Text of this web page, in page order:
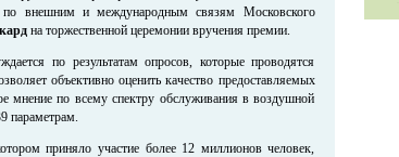
внешним и международным связям Московского
на торжественной церемонии вручения премии.
по результатам опросов, которые проводятся
объективно оценить качество предоставляемых
мнение по всему спектру обслуживания в воздушной
параметрам.
приняло участие более 12 миллионов человек,